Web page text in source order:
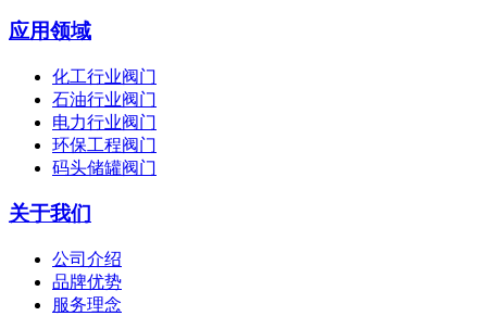
应用领域
化工行业阀门
石油行业阀门
电力行业阀门
环保工程阀门
码头储罐阀门
关于我们
公司介绍
品牌优势
服务理念